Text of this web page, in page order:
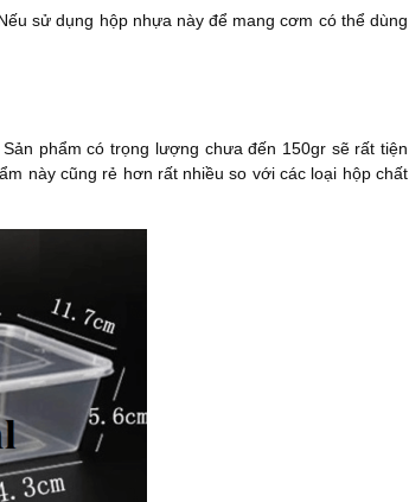
sử dụng hộp nhựa này để mang cơm có thể dùng
phẩm có trọng lượng chưa đến 150gr sẽ rất tiện
này cũng rẻ hơn rất nhiều so với các loại hộp chất